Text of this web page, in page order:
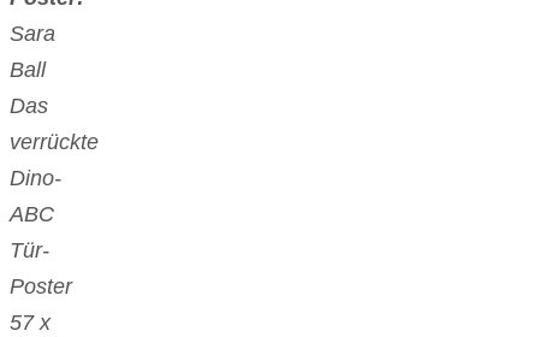
Sara
Ball
Das
verrückte
Dino-
ABC
Tür-
Poster
57 x